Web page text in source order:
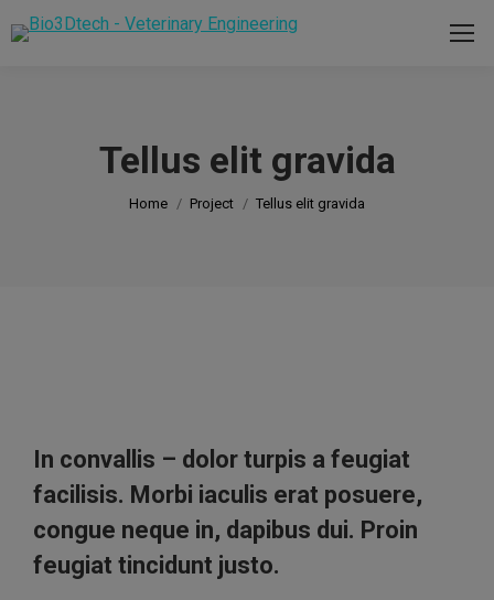
Tellus elit gravida
You are here:
Home Project Tellus elit gravida
In convallis – dolor turpis a feugiat
facilisis. Morbi iaculis erat posuere,
congue neque in, dapibus dui. Proin
feugiat tincidunt justo.
modal-check